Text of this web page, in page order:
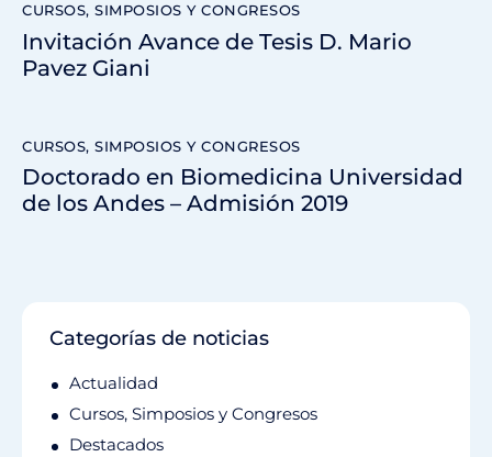
CURSOS, SIMPOSIOS Y CONGRESOS
Invitación Avance de Tesis D. Mario
Pavez Giani
CURSOS, SIMPOSIOS Y CONGRESOS
Doctorado en Biomedicina Universidad
de los Andes – Admisión 2019
Categorías de noticias
Actualidad
Cursos, Simposios y Congresos
Destacados